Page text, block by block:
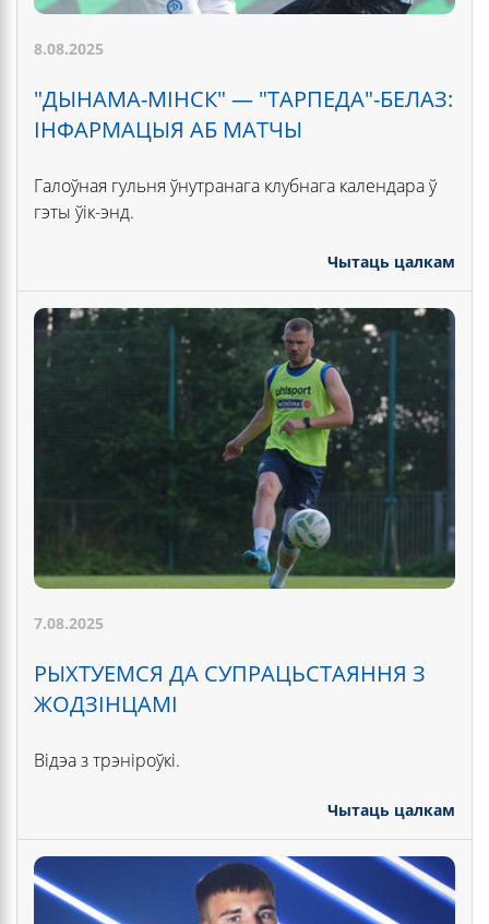
8.08.2025
"ДЫНАМА-МІНСК" — "ТАРПЕДА"-БЕЛАЗ:
ІНФАРМАЦЫЯ АБ МАТЧЫ
Галоўная гульня ўнутранага клубнага календара ў
гэты ўік-энд.
Чытаць цалкам
7.08.2025
РЫХТУЕМСЯ ДА СУПРАЦЬСТАЯННЯ З
ЖОДЗІНЦАМІ
Відэа з трэніроўкі.
Чытаць цалкам